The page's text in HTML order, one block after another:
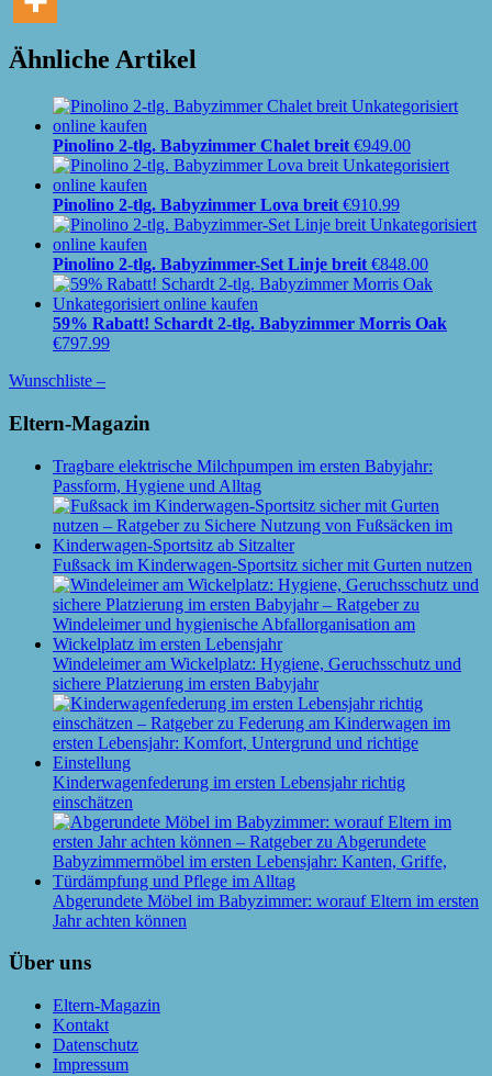
Ähnliche Artikel
Pinolino 2-tlg. Babyzimmer Chalet breit €949.00
Pinolino 2-tlg. Babyzimmer Lova breit €910.99
Pinolino 2-tlg. Babyzimmer-Set Linje breit €848.00
59% Rabatt! Schardt 2-tlg. Babyzimmer Morris Oak
€797.99
Wunschliste –
Eltern-Magazin
Tragbare elektrische Milchpumpen im ersten Babyjahr:
Passform, Hygiene und Alltag
Fußsack im Kinderwagen-Sportsitz sicher mit Gurten nutzen
Windeleimer am Wickelplatz: Hygiene, Geruchsschutz und
sichere Platzierung im ersten Babyjahr
Kinderwagenfederung im ersten Lebensjahr richtig
einschätzen
Abgerundete Möbel im Babyzimmer: worauf Eltern im ersten
Jahr achten können
Über uns
Eltern-Magazin
Kontakt
Datenschutz
Impressum